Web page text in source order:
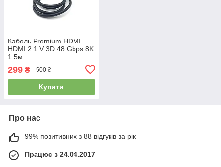
Кабель Premium HDMI-
HDMI 2.1 V 3D 48 Gbps 8K
1.5м
299 ₴ 500 ₴
Купити
Про нас
99% позитивних з 88 відгуків за рік
Працює з 24.04.2017